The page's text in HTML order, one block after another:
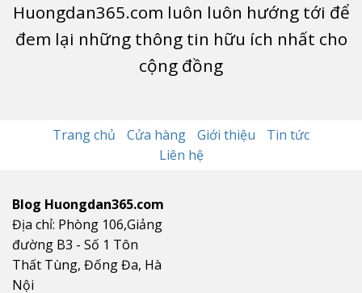
Huongdan365.com luôn luôn hướng tới để
đem lại những thông tin hữu ích nhất cho
cộng đồng
Trang chủ Cửa hàng Giới thiệu
Tin tức
Liên hệ
Blog Huongdan365.com
Địa chỉ: Phòng 106,Giảng
đường B3 - Số 1 Tôn
Thất Tùng, Đống Đa, Hà
Nội